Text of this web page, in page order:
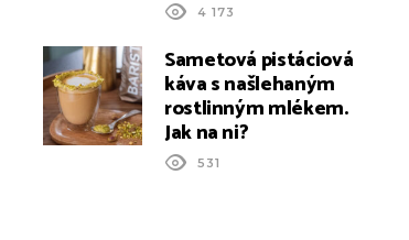
4 173
Sametová pistáciová
káva s našlehaným
rostlinným mlékem.
Jak na ni?
531